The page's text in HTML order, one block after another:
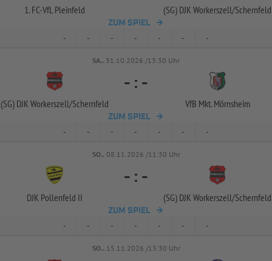
1. FC-VfL Pleinfeld (SG) DJK Workerszell/Schernfeld
ZUM SPIEL
- - - - - - -
SA.. 31.10.2026 /13:30 Uhr
(SG) DJK Workerszell/Schernfeld
- : -
VfB Mkt. Mörnsheim
ZUM SPIEL
- - - - - - -
SO.. 08.11.2026 /11:30 Uhr
DJK Pollenfeld II
- : -
(SG) DJK Workerszell/Schernfeld
ZUM SPIEL
- - - - - - -
SO.. 15.11.2026 /13:30 Uhr